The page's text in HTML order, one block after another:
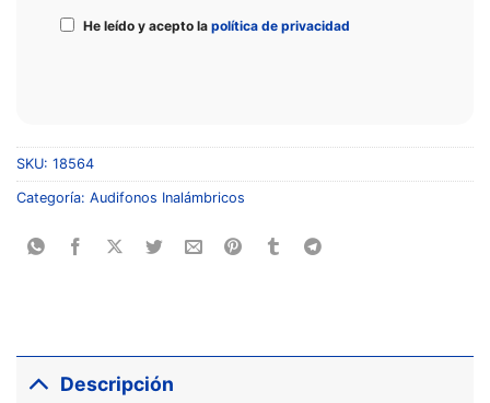
He leído y acepto la política de privacidad
SKU: 18564
Categoría: Audifonos Inalámbricos
Descripción